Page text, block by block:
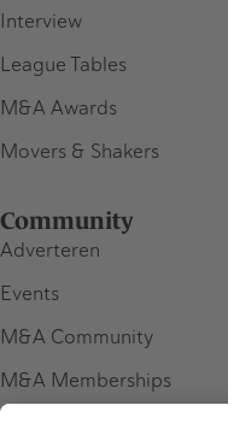
Interview
League Tables
M&A Awards
Movers & Shakers
Community
Adverteren
Events
M&A Community
M&A Memberships